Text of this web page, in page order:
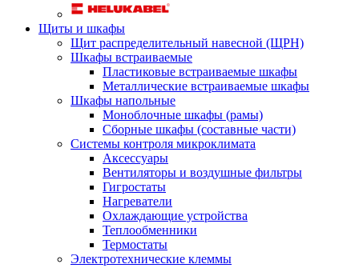
Щиты и шкафы
Щит распределительный навесной (ЩРН)
Шкафы встраиваемые
Пластиковые встраиваемые шкафы
Металлические встраиваемые шкафы
Шкафы напольные
Моноблочные шкафы (рамы)
Сборные шкафы (составные части)
Системы контроля микроклимата
Аксессуары
Вентиляторы и воздушные фильтры
Гигростаты
Нагреватели
Охлаждающие устройства
Теплообменники
Термостаты
Электротехнические клеммы